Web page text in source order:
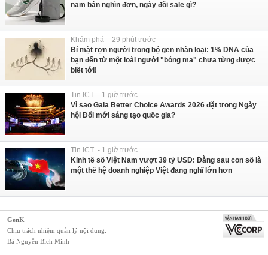
nam bán nghìn đơn, ngày đôi sale gì?
Khám phá - 29 phút trước
Bí mật rợn người trong bộ gen nhân loại: 1% DNA của
bạn đến từ một loài người "bóng ma" chưa từng được
biết tới!
Tin ICT - 1 giờ trước
Vì sao Gala Better Choice Awards 2026 đặt trong Ngày
hội Đổi mới sáng tạo quốc gia?
Tin ICT - 1 giờ trước
Kinh tế số Việt Nam vượt 39 tỷ USD: Đằng sau con số là
một thế hệ doanh nghiệp Việt đang nghĩ lớn hơn
GenK
Chịu trách nhiệm quản lý nội dung:
Bà Nguyễn Bích Minh